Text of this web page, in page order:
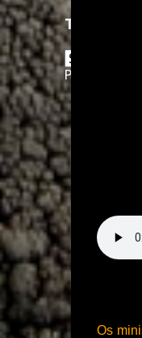
Translate
Powered by
Os